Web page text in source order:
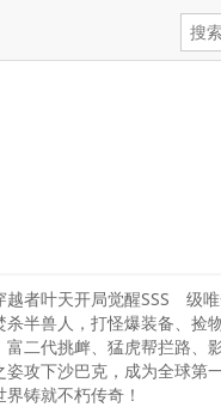
者叶天开局觉醒SSS 级唯
兽人，打怪爆装备、捡
二代挑衅、猛虎帮拦路、
攻下沙巴克，成为全球第
铸就不朽传奇！